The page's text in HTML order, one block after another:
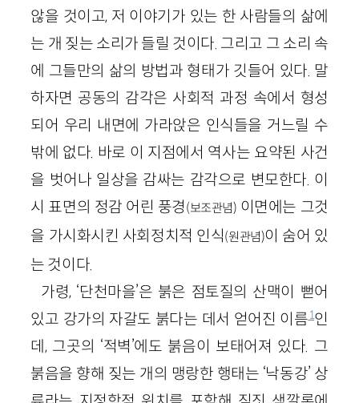
않을 것이고, 저 이야기가 있는 한 사람들의 삶에
는 개 짖는 소리가 들릴 것이다. 그리고 그 소리 속
에 그들만의 삶의 방법과 형태가 깃들어 있다. 말
하자면 공동의 감각은 사회적 과정 속에서 형성
되어 우리 내면에 가라앉은 인식들을 거느릴 수
밖에 없다. 바로 이 지점에서 역사는 요약된 사건
을 벗어나 일상을 감싸는 감각으로 변모한다. 이
시 표면의 정감 어린 풍경 (보조관념) 이면에는 그것
을 가시화시킨 사회정치적 인식(원관념)이 숨어 있
는 것이다.
가령, ‘단천마을’은 붉은 점토질의 산맥이 뻗어
있고 강가의 자갈도 붉다는 데서 얻어진 이름1인
데, 그곳의 ‘적벽’에도 붉음이 보태어져 있다. 그
붉음을 향해 짖는 개의 맹랑한 행태는 ‘낙동강’ 상